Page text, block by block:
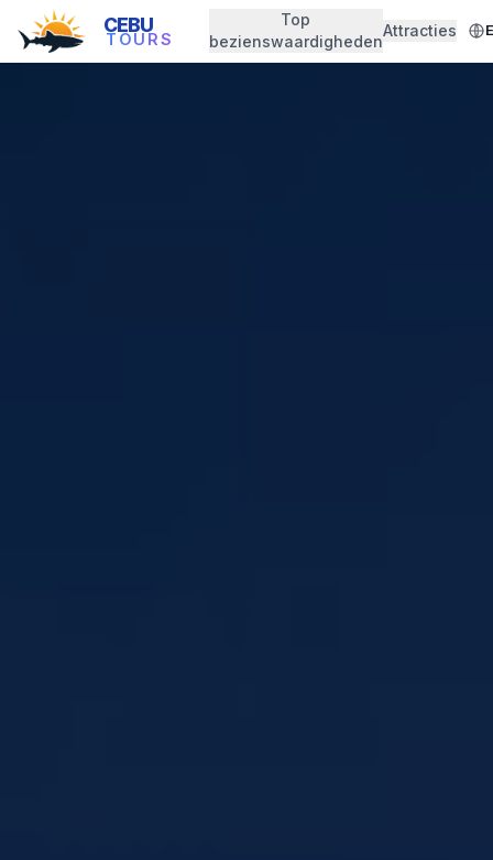
CEBU
TOURS
Top
bezienswaardigheden
Attracties